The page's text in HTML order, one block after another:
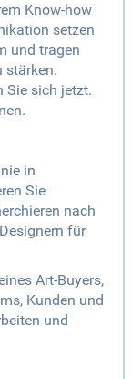
Know-how
setzen
und tragen
stärken.
Sie sich jetzt.
in
Sie
nach
für
Art-Buyers,
Kunden und
und